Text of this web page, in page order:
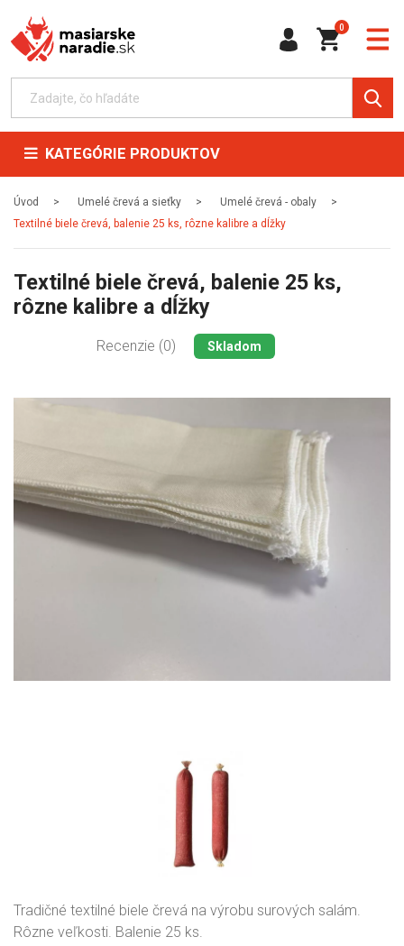
0
KATEGÓRIE PRODUKTOV
Úvod Umelé črevá a sieťky
Umelé črevá - obaly
Textilné biele črevá, balenie 25 ks, rôzne kalibre a dĺžky
Textilné biele črevá, balenie 25 ks,
rôzne kalibre a dĺžky
Recenzie (0) Skladom
Tradičné textilné biele črevá na výrobu surových salám.
Rôzne veľkosti. Balenie 25 ks.